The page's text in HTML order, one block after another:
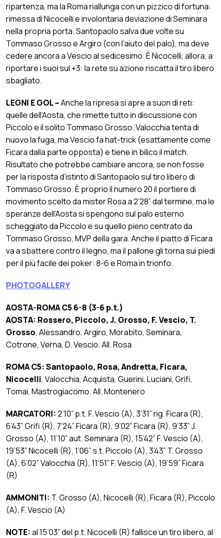
ripartenza, ma la Roma riallunga con un pizzico di fortuna:
rimessa di Nicocelli e involontaria deviazione di Seminara
nella propria porta. Santopaolo salva due volte su
Tommaso Grosso e Argiro (con l’aiuto del palo), ma deve
cedere ancora a Vescio al sedicesimo. È Nicocelli, allora, a
riportare i suoi sul +3: la rete su azione riscatta il tiro libero
sbagliato.
LEGNI E GOL –Anche la ripresa si apre a suon di reti:
quelle dell’Aosta, che rimette tutto in discussione con
Piccolo e il solito Tommaso Grosso. Valocchia tenta di
nuovo la fuga, ma Vescio fa hat-trick (esattamente come
Ficara dalla parte opposta) e tiene in bilico il match.
Risultato che potrebbe cambiare ancora, se non fosse
per la risposta d’istinto di Santopaolo sul tiro libero di
Tommaso Grosso. È proprio il numero 20 il portiere di
movimento scelto da mister Rosa a 2’28” dal termine, ma le
speranze dell’Aosta si spengono sul palo esterno
scheggiato da Piccolo e su quello pieno centrato da
Tommaso Grosso, MVP della gara. Anche il piatto di Ficara
va a sbattere contro il legno, ma il pallone gli torna sui piedi
per il più facile dei poker: 8-6 e Roma in trionfo.
PHOTOGALLERY
AOSTA-ROMA C5 6-8 (3-6 p.t.)
AOSTA: Rossero, Piccolo, J. Grosso, F. Vescio, T.
Grosso, Alessandro, Argiro, Morabito, Seminara,
Cotrone, Verna, D. Vescio. All. Rosa
ROMA C5:Santopaolo, Rosa, Andretta, Ficara,
Nicocelli, Valocchia, Acquista, Guerini, Luciani, Grifi,
Tomai, Mastrogiacomo. All. Montenero
MARCATORI: 2’10” p.t. F. Vescio (A), 3’31” rig. Ficara (R),
6’43” Grifi (R), 7’24” Ficara (R), 9’02” Ficara (R), 9’33” J.
Grosso (A), 11’10” aut. Seminara (R), 15’42” F. Vescio (A),
19’53” Nicocelli (R), 1’06” s.t. Piccolo (A), 3’43” T. Grosso
(A), 6’02” Valocchia (R), 11’51” F. Vescio (A), 19’59” Ficara
(R)
AMMONITI: T. Grosso (A), Nicocelli (R), Ficara (R), Piccolo
(A), F. Vescio (A)
NOTE: al 15’03” del p.t. Nicocelli (R) fallisce un tiro libero, al